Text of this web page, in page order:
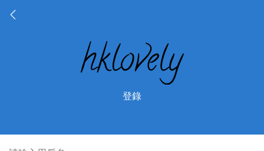
登錄